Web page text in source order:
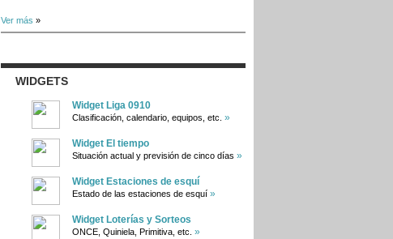
Ver más »
WIDGETS
Widget Liga 0910
Clasificación, calendario, equipos, etc. »
Widget El tiempo
Situación actual y previsión de cinco días »
Widget Estaciones de esquí
Estado de las estaciones de esquí »
Widget Loterías y Sorteos
ONCE, Quiniela, Primitiva, etc. »